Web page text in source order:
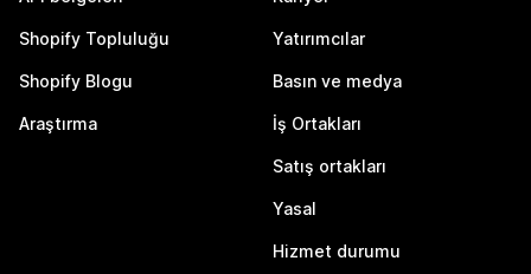
Shopify Topluluğu
Shopify Blogu
Araştırma
Yatırımcılar
Basın ve medya
İş Ortakları
Satış ortakları
Yasal
Hizmet durumu